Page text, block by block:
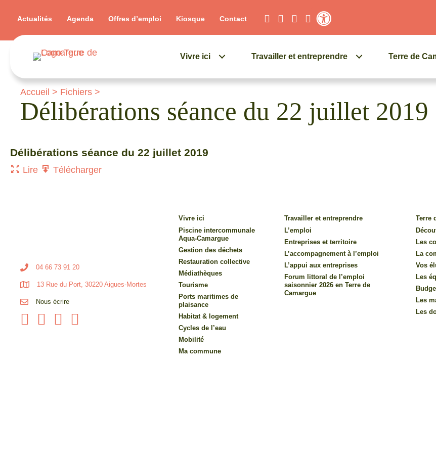
Actualités Agenda Offres d’emploi Kiosque
Contact
Vivre ici Travailler et entreprendre Terre de
Accueil > Fichiers >
Délibérations séance du 22 juillet 2019
Délibérations séance du 22 juillet 2019
Lire Télécharger
04 66 73 91 20
13 Rue du Port, 30220 Aigues-Mortes
Nous écrire
Vivre ici
Piscine intercommunale
Aqua-Camargue
Gestion des déchets
Restauration collective
Médiathèques
Tourisme
Ports maritimes de
plaisance
Habitat & logement
Cycles de l’eau
Mobilité
Ma commune
Travailler et entreprendre
L’emploi
Entreprises et territoire
L’accompagnement à l’emploi
L’appui aux entreprises
Forum littoral de l’emploi
saisonnier 2026 en Terre de
Camargue
Terre
Les
La
Vos
Les
Les
Les